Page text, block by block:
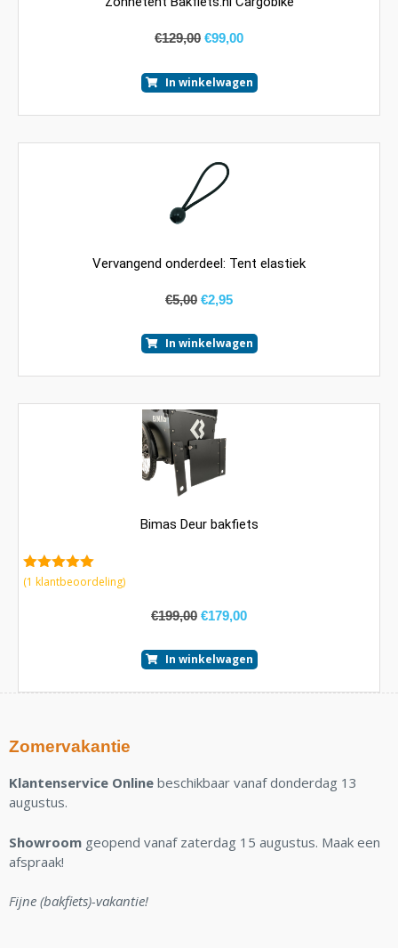
€129,00 €99,00
In winkelwagen
Vervangend onderdeel: Tent elastiek
€5,00 €2,95
In winkelwagen
Bimas Deur bakfiets
5.00van 5
(1 klantbeoordeling)
€199,00 €179,00
In winkelwagen
Zomervakantie
Klantenservice Online beschikbaar vanaf donderdag 13
augustus.
Showroom geopend vanaf zaterdag 15 augustus. Maak een
afspraak!
Fijne (bakfiets)-vakantie!